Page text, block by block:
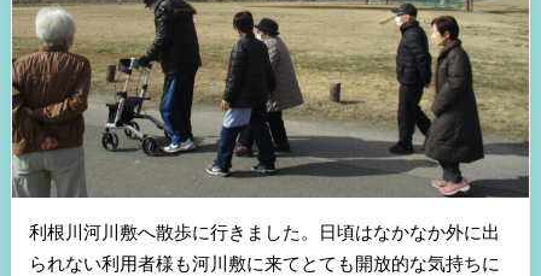
利根川河川敷へ散歩に行きました。日頃はなかなか外に出
られない利用者様も河川敷に来てとても開放的な気持ちに